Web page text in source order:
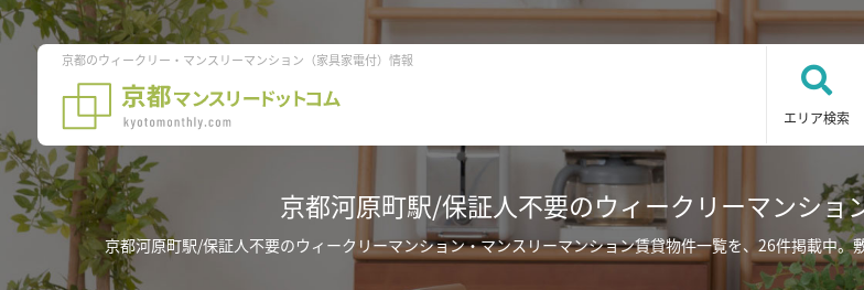
京都のウィークリー・マンスリーマンション（家具家電付）情報
エリア検索
京都河原町駅/保証人不要のウィークリーマンショ
京都河原町駅/保証人不要のウィークリーマンション・マンスリーマンション賃貸物件一覧を、26件掲載中